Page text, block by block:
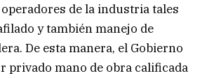
de la industria tales
y también manejo de
De esta manera, el Gobierno
privado mano de obra calificada